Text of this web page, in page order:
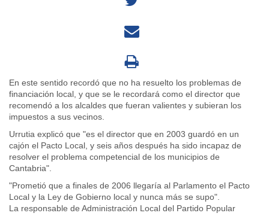
En este sentido recordó que no ha resuelto los problemas de
financiación local, y que se le recordará como el director que
recomendó a los alcaldes que fueran valientes y subieran los
impuestos a sus vecinos.
Urrutia explicó que "es el director que en 2003 guardó en un
cajón el Pacto Local, y seis años después ha sido incapaz de
resolver el problema competencial de los municipios de
Cantabria".
"Prometió que a finales de 2006 llegaría al Parlamento el Pacto
Local y la Ley de Gobierno local y nunca más se supo".
La responsable de Administración Local del Partido Popular